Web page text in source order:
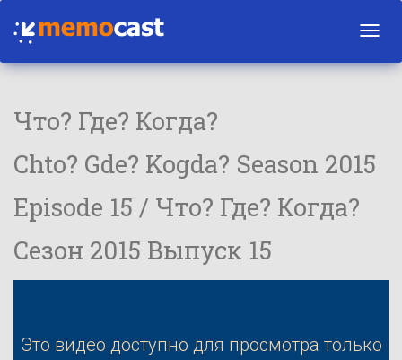
Что? Где? Когда?
Chto? Gde? Kogda? Season 2015
Episode 15 / Что? Где? Когда?
Сезон 2015 Выпуск 15
Это видео доступно для просмотра только